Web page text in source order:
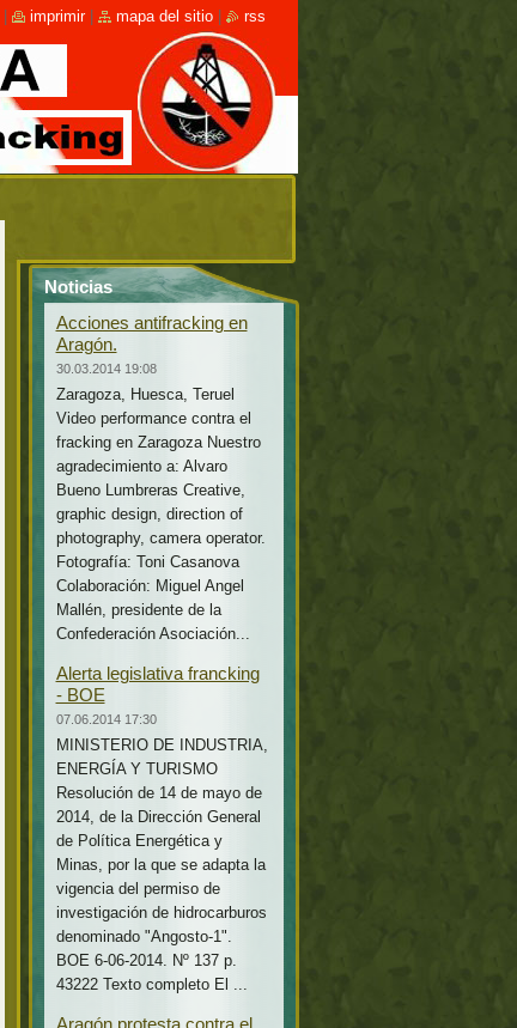
Noticias
Acciones antifracking en
Aragón.
30.03.2014 19:08
Zaragoza, Huesca, Teruel
Video performance contra el
fracking en Zaragoza Nuestro
agradecimiento a: Alvaro
Bueno Lumbreras Creative,
graphic design, direction of
photography, camera operator.
Fotografía: Toni Casanova
Colaboración: Miguel Angel
Mallén, presidente de la
Confederación Asociación...
Alerta legislativa francking
- BOE
07.06.2014 17:30
MINISTERIO DE INDUSTRIA,
ENERGÍA Y TURISMO
Resolución de 14 de mayo de
2014, de la Dirección General
de Política Energética y
Minas, por la que se adapta la
vigencia del permiso de
investigación de hidrocarburos
denominado "Angosto-1".
BOE 6-06-2014. Nº 137 p.
43222 Texto completo El ...
Aragón protesta contra el
imprimir mapa del sitio rss